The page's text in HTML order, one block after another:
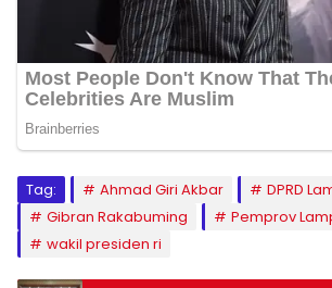
Tag: Ahmad Giri Akbar
DPRD
Gibran Rakabuming
Pemprov
wakil presiden ri